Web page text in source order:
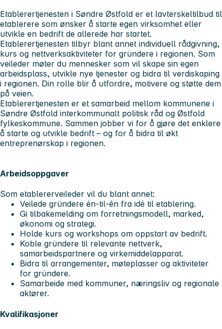
Etablerertjenesten i Søndre Østfold er et lavterskeltilbud til
etablerere som ønsker å starte egen virksomhet eller
utvikle en bedrift de allerede har startet.
Etablerertjenesten tilbyr blant annet individuell rådgivning,
kurs og nettverksaktiviteter for gründere i regionen. Som
veileder møter du mennesker som vil skape sin egen
arbeidsplass, utvikle nye tjenester og bidra til verdiskaping
i regionen. Din rolle blir å utfordre, motivere og støtte dem
på veien.
Etablerertjenesten er et samarbeid mellom kommunene i
Søndre Østfold interkommunalt politisk råd og Østfold
fylkeskommune. Sammen jobber vi for å gjøre det enklere
å starte og utvikle bedrift – og for å bidra til økt
entreprenørskap i regionen.
Arbeidsoppgaver
Som etablererveileder vil du blant annet:
Veilede gründere én-til-én fra idé til etablering.
Gi tilbakemelding om forretningsmodell, marked,
økonomi og strategi.
Holde kurs og workshops om oppstart av bedrift.
Koble gründere til relevante nettverk,
samarbeidspartnere og virkemiddelapparat.
Bidra til arrangementer, møteplasser og aktiviteter
for gründere.
Samarbeide med kommuner, næringsliv og regionale
aktører.
Kvalifikasjoner